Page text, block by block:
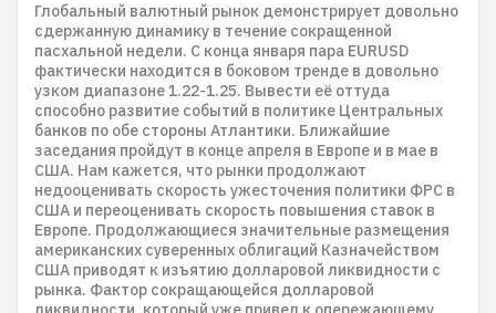
Глобальный валютный рынок демонстрирует довольно
сдержанную динамику в течение сокращенной
пасхальной недели. С конца января пара EURUSD
фактически находится в боковом тренде в довольно
узком диапазоне 1.22-1.25. Вывести её оттуда
способно развитие событий в политике Центральных
банков по обе стороны Атлантики. Ближайшие
заседания пройдут в конце апреля в Европе и в мае в
США. Нам кажется, что рынки продолжают
недооценивать скорость ужесточения политики ФРС в
США и переоценивать скорость повышения ставок в
Европе. Продолжающиеся значительные размещения
американских суверенных облигаций Казначейством
США приводят к изъятию долларовой ликвидности с
рынка. Фактор сокращающейся долларовой